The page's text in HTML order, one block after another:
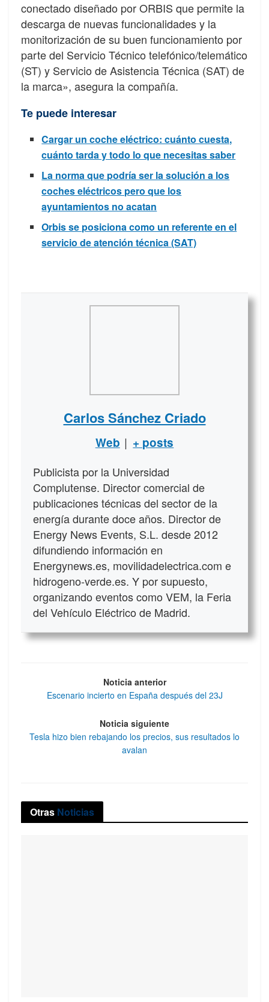
conectado diseñado por ORBIS que permite la
descarga de nuevas funcionalidades y la
monitorización de su buen funcionamiento por
parte del Servicio Técnico telefónico/telemático
(ST) y Servicio de Asistencia Técnica (SAT) de
la marca», asegura la compañía.
Te puede interesar
Cargar un coche eléctrico: cuánto cuesta,
cuánto tarda y todo lo que necesitas saber
La norma que podría ser la solución a los
coches eléctricos pero que los
ayuntamientos no acatan
Orbis se posiciona como un referente en el
servicio de atención técnica (SAT)
Carlos Sánchez Criado
Web | + posts
Publicista por la Universidad
Complutense. Director comercial de
publicaciones técnicas del sector de la
energía durante doce años. Director de
Energy News Events, S.L. desde 2012
difundiendo información en
Energynews.es, movilidadelectrica.com e
hidrogeno-verde.es. Y por supuesto,
organizando eventos como VEM, la Feria
del Vehículo Eléctrico de Madrid.
Noticia anterior
Escenario incierto en España después del 23J
Noticia siguiente
Tesla hizo bien rebajando los precios, sus resultados lo
avalan
Otras Noticias